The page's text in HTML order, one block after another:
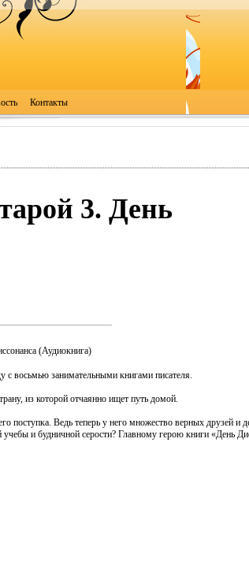
Контакты
3. День
с восьмью занимательными книгами писателя.
из которой отчаянно ищет путь домой.
поступка. Ведь теперь у него множество верных друзей и
и будничной серости? Главному герою книги «День